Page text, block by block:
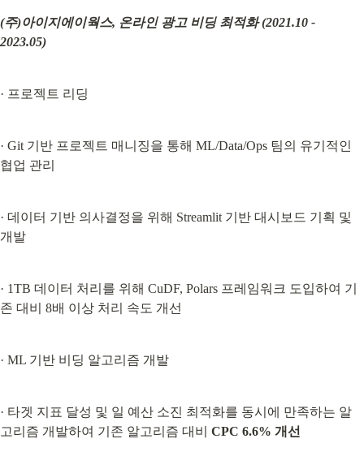
(주)아이지에이웍스, 온라인 광고 비딩 최적화 (2021.10 -
2023.05)
· 프로젝트 리딩
· Git 기반 프로젝트 매니징을 통해 ML/Data/Ops 팀의 유기적인
협업 관리
· 데이터 기반 의사결정을 위해 Streamlit 기반 대시보드 기획 및
개발
· 1TB 데이터 처리를 위해 CuDF, Polars 프레임워크 도입하여 기
존 대비 8배 이상 처리 속도 개선
· ML 기반 비딩 알고리즘 개발
· 타겟 지표 달성 및 일 예산 소진 최적화를 동시에 만족하는 알
고리즘 개발하여 기존 알고리즘 대비 CPC 6.6% 개선